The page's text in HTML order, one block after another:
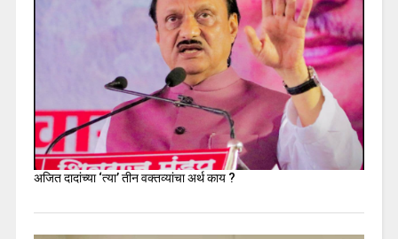
अजित दादांच्या ‘त्या’ तीन वक्तव्यांचा अर्थ काय ?